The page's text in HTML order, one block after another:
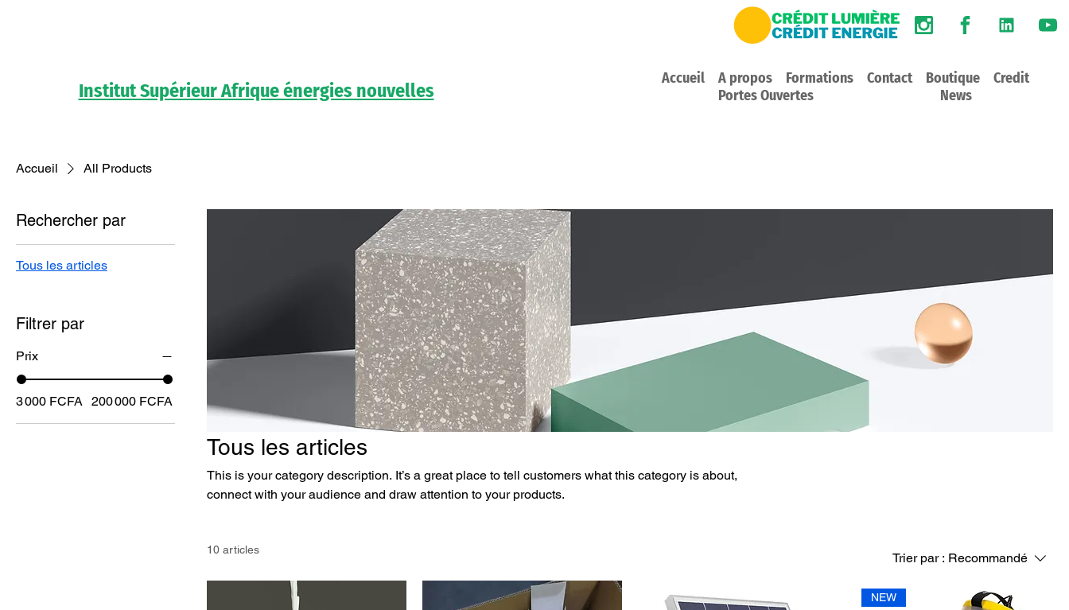
Institut Supérieur Afrique énergies nouvelles
Accueil A propos Formations Contact Boutique
Credit
Portes Ouvertes
News
Accueil All Products
Rechercher par
Tous les articles
Filtrer par
Prix
3 000 FCFA 200 000 FCFA
Tous les articles
This is your category description. It’s a great place to tell customers what this category is about,
connect with your audience and draw attention to your products.
10 articles
Trier par : Recommandé
NEW